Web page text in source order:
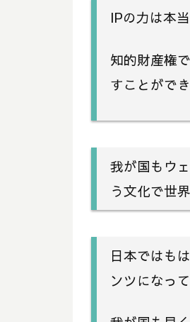
IPの力は本
知的財産権
すことができ
我が国もウ
う文化で世
日本ではも
ンツになって